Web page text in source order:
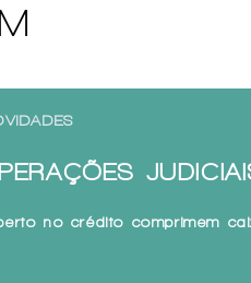
no crédito comprimem